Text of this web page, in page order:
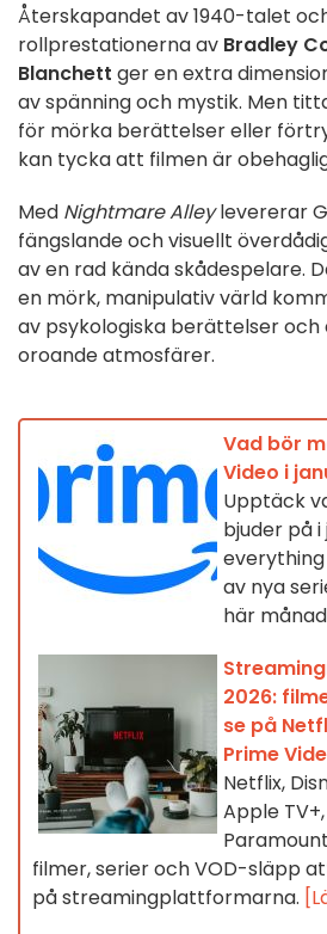
Återskapandet av 1940-talet
rollprestationerna av Bradley
Blanchett ger en extra
av spänning och mystik. Men
för mörka berättelser eller
kan tycka att filmen är
Med Nightmare Alleylevererar
fängslande och visuellt
av en rad kända skådespelare.
en mörk, manipulativ värld
av psykologiska berättelser
oroande atmosfärer.
Vad bör
Video i
Upptäck
bjuder på i
av nya
här
2026:
se på
Prime
Netflix,
Apple
filmer, serier och VOD-släpp
på streamingplattformarna.